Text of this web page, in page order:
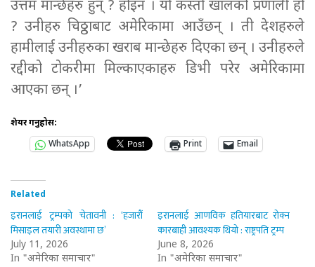
उत्तम मान्छेहरु हुन् ? होइन । यो कस्तो खालको प्रणाली हो
? उनीहरु चिठ्ठाबाट अमेरिकामा आउँछन् । ती देशहरुले
हामीलाई उनीहरुका खराब मान्छेहरु दिएका छन् । उनीहरुले
रद्दीको टोकरीमा मिल्काएकाहरु डिभी परेर अमेरिकामा
आएका छन् ।’
शेयर गर्नुहोस:
WhatsApp
Print Email
Related
इरानलाई ट्रम्पको चेतावनी : ‘हजारौँ
मिसाइल तयारी अवस्थामा छ’
July 11, 2026
In "अमेरिका समाचार"
इरानलाई आणविक हतियारबाट रोक्न
कारबाही आवश्यक थियो : राष्ट्रपति ट्रम्प
June 8, 2026
In "अमेरिका समाचार"